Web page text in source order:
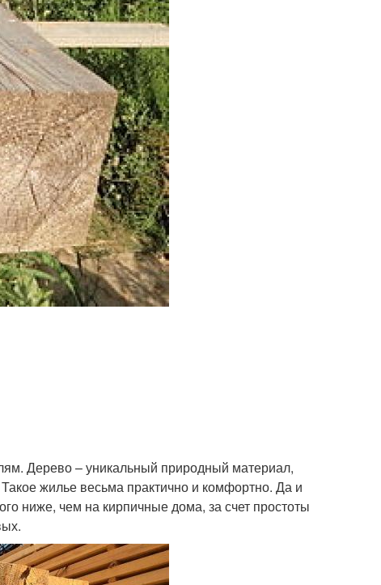
Дерево – уникальный природный материал,
жилье весьма практично и комфортно. Да и
ниже, чем на кирпичные дома, за счет простоты